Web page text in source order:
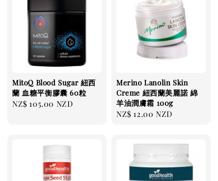
MitoQ Blood Sugar 紐西
蘭 血糖平衡膠囊 60粒
Regular
NZ$ 105.00 NZD
Merino Lanolin Skin
Creme 紐西蘭美麗諾 綿
羊油潤膚霜 100g
Regular
NZ$ 12.00 NZD